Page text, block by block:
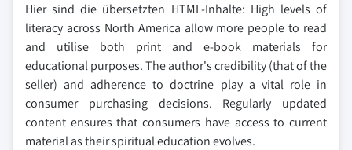
Hier sind die übersetzten HTML-Inhalte: High levels of
literacy across North America allow more people to read
and utilise both print and e-book materials for
educational purposes. The author's credibility (that of the
seller) and adherence to doctrine play a vital role in
consumer purchasing decisions. Regularly updated
content ensures that consumers have access to current
material as their spiritual education evolves.